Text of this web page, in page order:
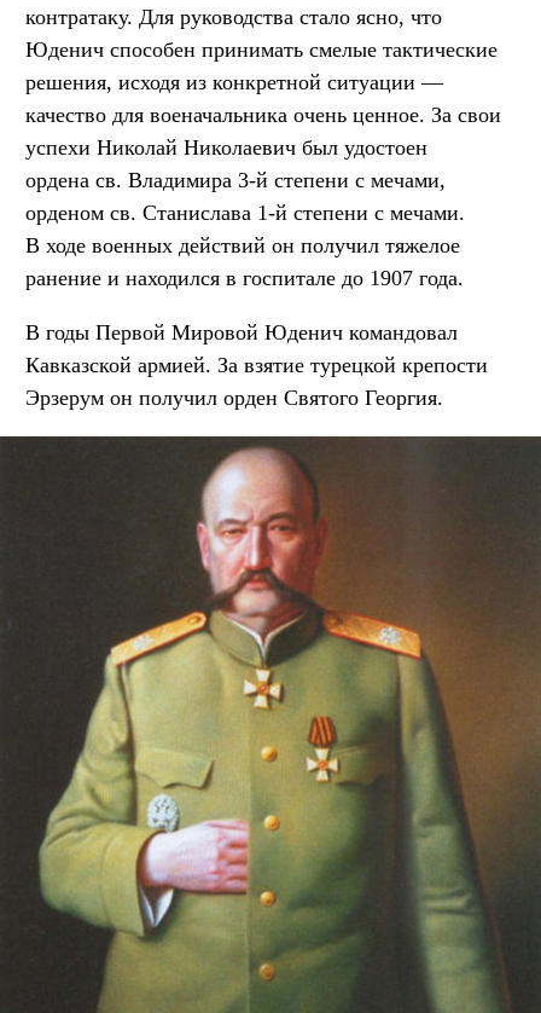
контратаку. Для руководства стало ясно, что
Юденич способен принимать смелые тактические
решения, исходя из конкретной ситуации —
качество для военачальника очень ценное. За свои
успехи Николай Николаевич был удостоен
ордена св. Владимира 3-й степени с мечами,
орденом св. Станислава 1-й степени с мечами.
В ходе военных действий он получил тяжелое
ранение и находился в госпитале до 1907 года.
В годы Первой Мировой Юденич командовал
Кавказской армией. За взятие турецкой крепости
Эрзерум он получил орден Святого Георгия.